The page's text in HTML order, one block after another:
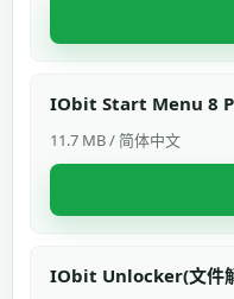
IObit Start Menu 8
11.7 MB / 简体中文
IObit Unlocker(文件